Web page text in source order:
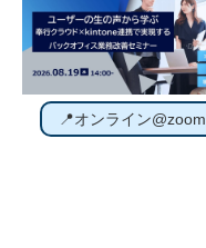
📍オンライン@zoom